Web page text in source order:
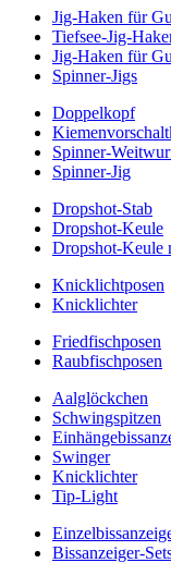
Jig-Haken für
Tiefsee-Jig-
Jig-Haken für
Spinner-Jigs
Doppelkopf
Spinner-
Spinner-Jig
Dropshot-Stab
Dropshot-Keule
Dropshot-Keule
Knicklichtposen
Knicklichter
Friedfischposen
Raubfischposen
Aalglöckchen
Schwingspitzen
Swinger
Knicklichter
Tip-Light
Bissanzeiger-